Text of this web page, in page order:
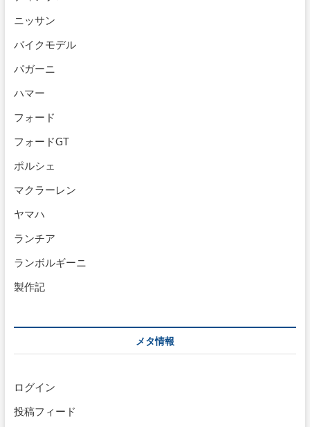
ニッサン
バイクモデル
パガーニ
ハマー
フォード
フォードGT
ポルシェ
マクラーレン
ヤマハ
ランチア
ランボルギーニ
製作記
メタ情報
ログイン
投稿フィード